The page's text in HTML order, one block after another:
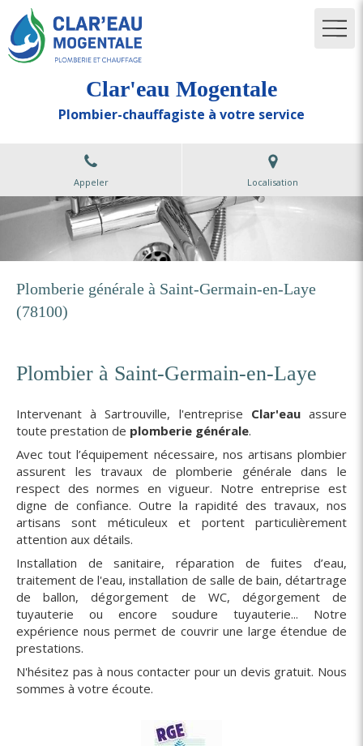
Clar'eau Mogentale
Plombier-chauffagiste à votre service
Appeler Localisation
Plomberie générale à Saint-Germain-en-Laye
(78100)
Plombier à Saint-Germain-en-Laye
Intervenant à Sartrouville, l'entreprise Clar'eauassure
toute prestation de plomberie générale.
Avec tout l’équipement nécessaire, nos artisans plombier
assurent les travaux de plomberie générale dans le
respect des normes en vigueur. Notre entreprise est
digne de confiance. Outre la rapidité des travaux, nos
artisans sont méticuleux et portent particulièrement
attention aux détails.
Installation de sanitaire, réparation de fuites d’eau,
traitement de l'eau, installation de salle de bain, détartrage
de ballon, dégorgement de WC, dégorgement de
tuyauterie ou encore soudure tuyauterie... Notre
expérience nous permet de couvrir une large étendue de
prestations.
N'hésitez pas à nous contacter pour un devis gratuit. Nous
sommes à votre écoute.